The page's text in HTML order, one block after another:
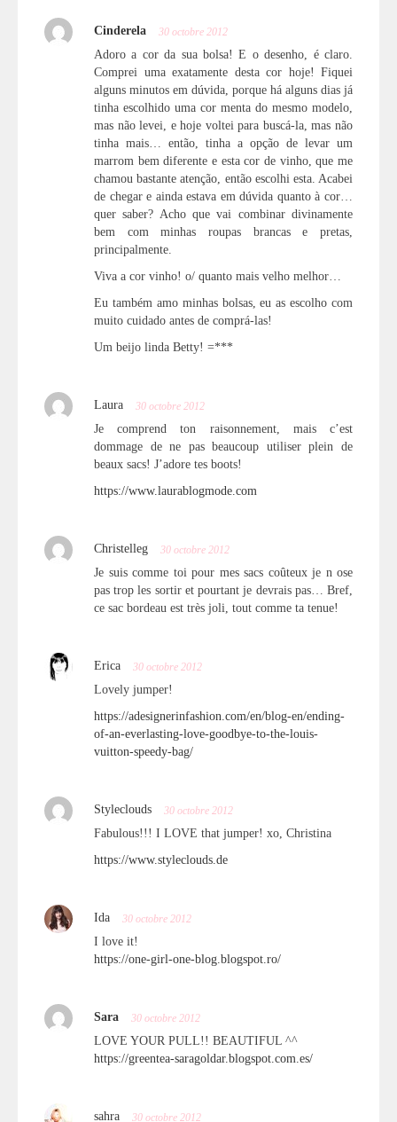
Cinderela 30 octobre 2012
Adoro a cor da sua bolsa! E o desenho, é claro.
Comprei uma exatamente desta cor hoje! Fiquei
alguns minutos em dúvida, porque há alguns dias já
tinha escolhido uma cor menta do mesmo modelo,
mas não levei, e hoje voltei para buscá-la, mas não
tinha mais… então, tinha a opção de levar um
marrom bem diferente e esta cor de vinho, que me
chamou bastante atenção, então escolhi esta. Acabei
de chegar e ainda estava em dúvida quanto à cor…
quer saber? Acho que vai combinar divinamente
bem com minhas roupas brancas e pretas,
principalmente.
Viva a cor vinho! o/ quanto mais velho melhor…
Eu também amo minhas bolsas, eu as escolho com
muito cuidado antes de comprá-las!
Um beijo linda Betty! =***
Laura 30 octobre 2012
Je comprend ton raisonnement, mais c’est
dommage de ne pas beaucoup utiliser plein de
beaux sacs! J’adore tes boots!
https://www.laurablogmode.com
Christelleg 30 octobre 2012
Je suis comme toi pour mes sacs coûteux je n ose
pas trop les sortir et pourtant je devrais pas… Bref,
ce sac bordeau est très joli, tout comme ta tenue!
Erica 30 octobre 2012
Lovely jumper!
https://adesignerinfashion.com/en/blog-en/ending-
of-an-everlasting-love-goodbye-to-the-louis-
vuitton-speedy-bag/
Styleclouds 30 octobre 2012
Fabulous!!! I LOVE that jumper! xo, Christina
https://www.styleclouds.de
Ida 30 octobre 2012
I love it!
https://one-girl-one-blog.blogspot.ro/
Sara 30 octobre 2012
LOVE YOUR PULL!! BEAUTIFUL ^^
https://greentea-saragoldar.blogspot.com.es/
sahra 30 octobre 2012